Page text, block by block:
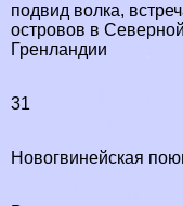
подвид волка,
островов в
Гренландии
31
Новогвинейская